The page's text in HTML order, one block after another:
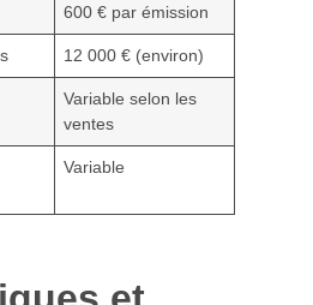
600 € par émission
12 000 € (environ)
Variable selon les
ventes
Variable